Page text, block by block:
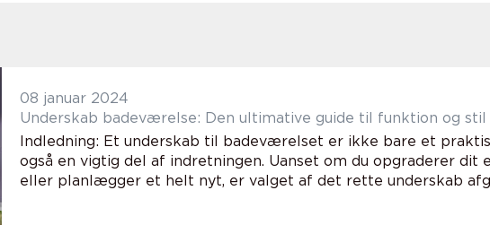
08 januar 2024
Underskab badeværelse: Den ultimative guide til funktion og stil
Indledning: Et underskab til badeværelset er ikke bare et
også en vigtig del af indretningen. Uanset om du opgraderer dit
eller planlægger et helt nyt, er valget af det rette underskab